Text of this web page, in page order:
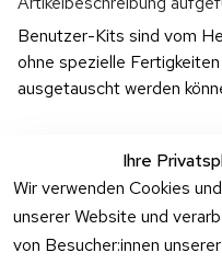
Benutzer-Kits sind vom
ohne spezielle
ausgetauscht werden
Ihre
Wir verwenden Cookies
unserer Website und
von Besucher:innen
Rechtliches
AGB
Kontakt
Prilux Print